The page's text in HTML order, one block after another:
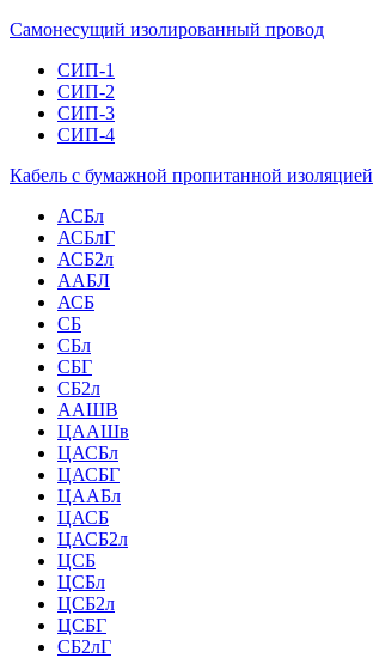
Самонесущий изолированный провод
СИП-1
СИП-2
СИП-3
СИП-4
Кабель с бумажной пропитанной изоляцией
АСБл
АСБлГ
АСБ2л
ААБЛ
АСБ
СБ
СБл
СБГ
СБ2л
ААШВ
ЦААШв
ЦАСБл
ЦАСБГ
ЦААБл
ЦАСБ
ЦАСБ2л
ЦСБ
ЦСБл
ЦСБ2л
ЦСБГ
СБ2лГ